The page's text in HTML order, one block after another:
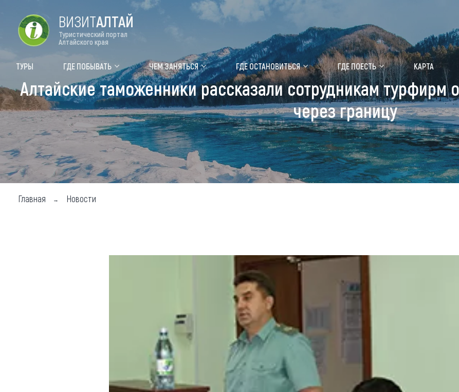
Форум VISIT ALTAI Цветение маральника Медицинский форум
Туры Где побывать
Объекты природы
Объекты истории и культуры
Объекты развлечений
Топ туристических мест
Чем заняться
Календарь событий
Аудиогид
Мой маршрут
Новости
Что привезти (сувениры)
ВИЗИТАЛТАЙ
Туристический портал
Алтайского края
ТУРЫ ГДЕ ПОБЫВАТЬ ЧЕМ ЗАНЯТЬСЯ ГДЕ ОСТАНОВИТЬСЯ ГДЕ ПОЕСТЬ КАРТА
Алтайские таможенники рассказали сотрудникам турфирм
через границу
Главная Новости